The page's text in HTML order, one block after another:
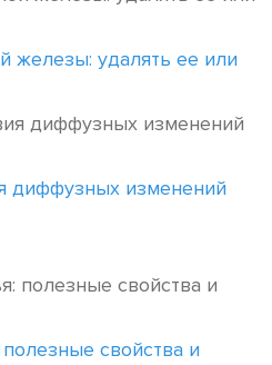
железы: удалять ее или
диффузных изменений
свойства и